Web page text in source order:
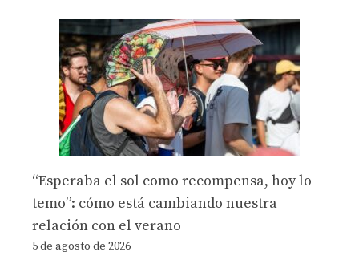
“Esperaba el sol como recompensa, hoy lo
temo”: cómo está cambiando nuestra
relación con el verano
5 de agosto de 2026